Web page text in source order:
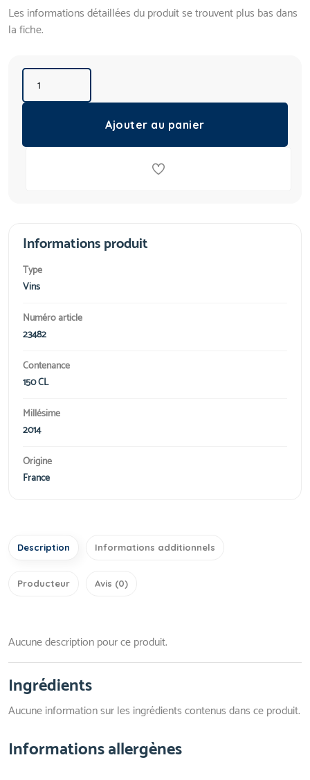
Les informations détaillées du produit se trouvent plus bas dans
la fiche.
Ajouter au panier
Informations produit
Type
Vins
Numéro article
23482
Contenance
150 CL
Millésime
2014
Origine
France
Description Informations additionnels
Producteur Avis (0)
Aucune description pour ce produit.
Ingrédients
Aucune information sur les ingrédients contenus dans ce produit.
Informations allergènes